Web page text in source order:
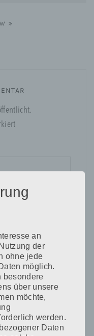
an
der
ohne jede
möglich.
besondere
über unsere
möchte,
werden.
Daten